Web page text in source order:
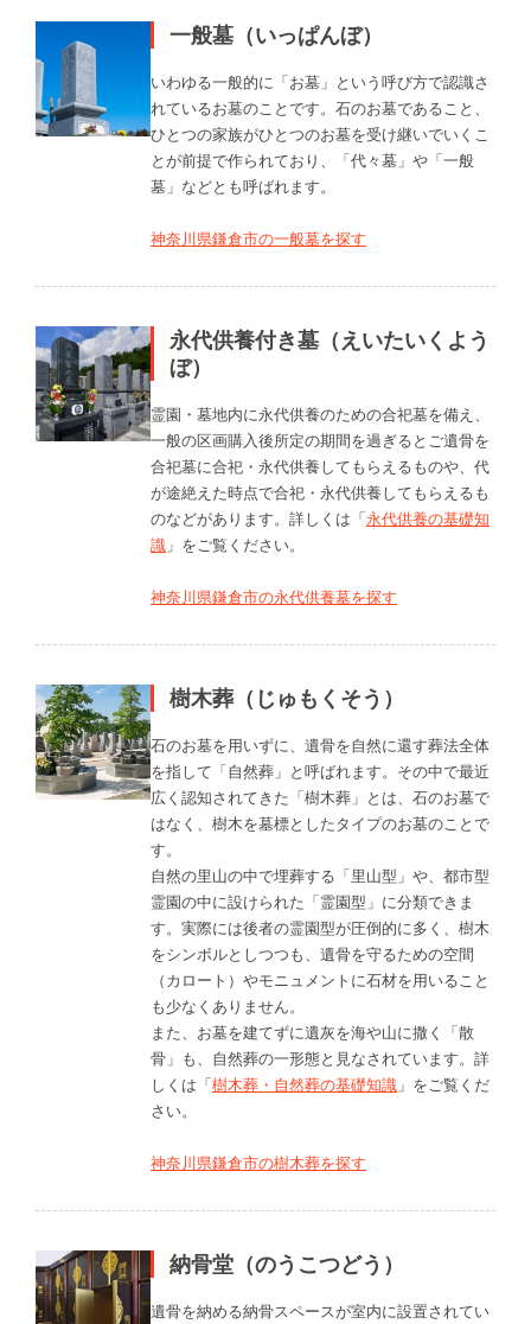
一般墓（いっぱんぼ）
いわゆる一般的に「お墓」という呼び方で認識さ
れているお墓のことです。石のお墓であること、
ひとつの家族がひとつのお墓を受け継いでいくこ
とが前提で作られており、「代々墓」や「一般
墓」などとも呼ばれます。
神奈川県鎌倉市の一般墓を探す
永代供養付き墓（えいたいくよう
ぼ）
霊園・墓地内に永代供養のための合祀墓を備え、
一般の区画購入後所定の期間を過ぎるとご遺骨を
合祀墓に合祀・永代供養してもらえるものや、代
が途絶えた時点で合祀・永代供養してもらえるも
のなどがあります。詳しくは「永代供養の基礎知
識 」をご覧ください。
神奈川県鎌倉市の永代供養墓を探す
樹木葬（じゅもくそう）
石のお墓を用いずに、遺骨を自然に還す葬法全体
を指して「自然葬」と呼ばれます。その中で最近
広く認知されてきた「樹木葬」とは、石のお墓で
はなく、樹木を墓標としたタイプのお墓のことで
す。
自然の里山の中で埋葬する「里山型」や、都市型
霊園の中に設けられた「霊園型」に分類できま
す。実際には後者の霊園型が圧倒的に多く、樹木
をシンボルとしつつも、遺骨を守るための空間
（カロート）やモニュメントに石材を用いること
も少なくありません。
また、お墓を建てずに遺灰を海や山に撒く「散
骨」も、自然葬の一形態と見なされています。詳
しくは「樹木葬・自然葬の基礎知識 」をご覧くだ
さい。
神奈川県鎌倉市の樹木葬を探す
納骨堂（のうこつどう）
遺骨を納める納骨スペースが室内に設置されてい